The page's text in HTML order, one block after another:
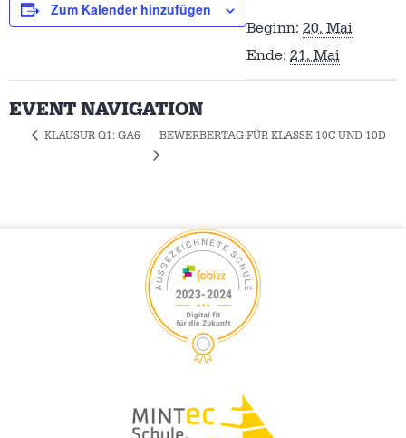
Zum Kalender hinzufügen
Beginn: 20. Mai
Ende: 21. Mai
EVENT NAVIGATION
KLAUSUR Q1: GA6 BEWERBERTAG FÜR KLASSE 10C UND 10D